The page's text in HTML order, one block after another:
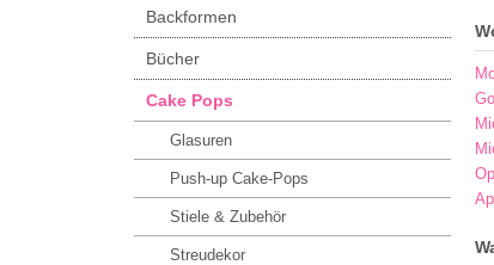
Backformen
Bücher
Cake Pops
Glasuren
Push-up Cake-Pops
Stiele & Zubehör
Streudekor